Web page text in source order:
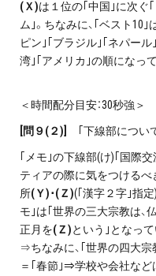
(Ｘ)は１位の｢中国｣に次ぐ｢
ム｣。ちなみに、｢ベスト10
ピン｣｢ブラジル｣｢ネパー
湾｣｢アメリカ｣の順になっ
＜時間配分目安：30秒強＞
[問９(２)] ｢下線部につい
｢メモ｣の下線部(け)｢国際
ティアの際に気をつける
所(Ｙ)･(Ｚ)(｢漢字２字｣指
モ｣は｢世界の三大宗教は、
正月を(Ｚ)という｣となって
⇒ちなみに、｢世界の四大宗
＝｢春節｣⇒学校や会社など